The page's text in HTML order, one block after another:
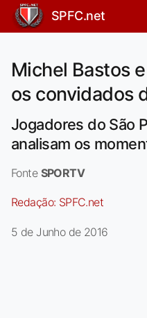
SPFC.net
Michel Bastos
os convidados
Jogadores do São
analisam os
Fonte SPORTV
Redação: SPFC.net
5 de Junho de 2016